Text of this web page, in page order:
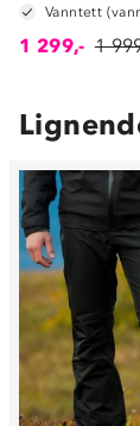
1 299,- 1